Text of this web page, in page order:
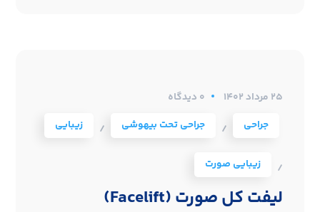
۲۵ مرداد ۱۴۰۲
0 دیدگاه
جراحی
/ جراحی تحت بیهوشی / زیبایی
/ زیبایی صورت
لیفت کل صورت (Facelift)